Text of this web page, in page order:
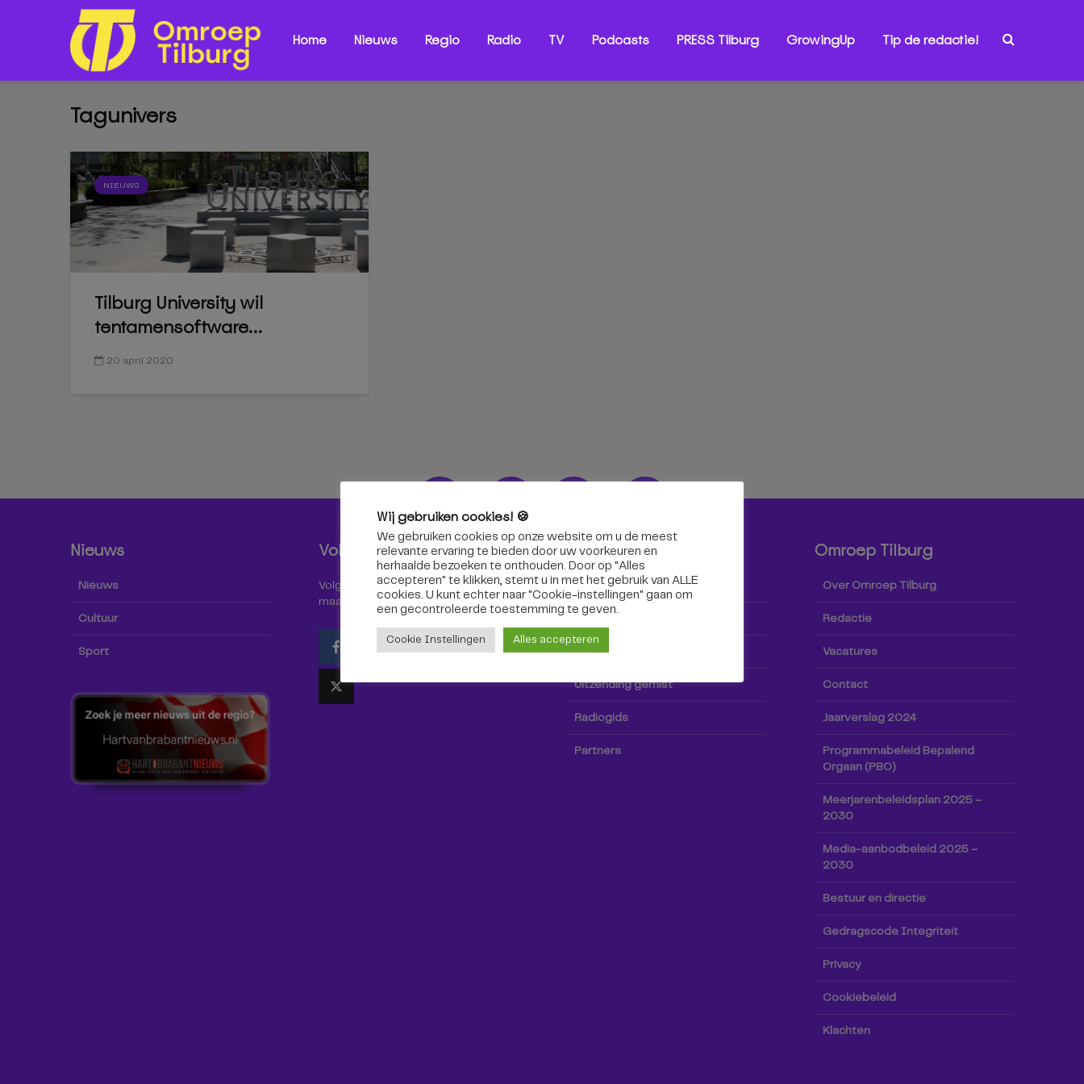
Home Nieuws Regio Radio TV Podcasts PRESS Tilburg GrowingUp Tip de redactie!
Tagunivers
NIEUWS
Tilburg University wil
tentamensoftware...
20 april 2020
Nieuws
Nieuws
Cultuur
Sport
Volg ons!
Volg Omroep Tilburg niet alleen hier,
maar ook via social media!
Radio & TV
Kijk tv
Radio
TV-gids
Uitzending gemist
Radiogids
Partners
Omroep Tilburg
Over Omroep Tilburg
Redactie
Vacatures
Contact
Jaarverslag 2024
Programmabeleid Bepalend
Orgaan (PBO)
Meerjarenbeleidsplan 2025 –
2030
Media-aanbodbeleid 2025 –
2030
Bestuur en directie
Gedragscode Integriteit
Privacy
Cookiebeleid
Klachten
Wij gebruiken cookies! 🍪
We gebruiken cookies op onze website om u de meest
relevante ervaring te bieden door uw voorkeuren en
herhaalde bezoeken te onthouden. Door op "Alles
accepteren" te klikken, stemt u in met het gebruik van ALLE
cookies. U kunt echter naar "Cookie-instellingen" gaan om
een ​​gecontroleerde toestemming te geven.
Cookie Instellingen Alles accepteren